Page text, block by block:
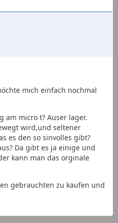
mich einfach nochmal
am micro t? Auser lager.
wird,und seltener
es den so sinvolles gibt?
Da gibt es ja einige und
kann man das orginale
gebrauchten zu kaufen und